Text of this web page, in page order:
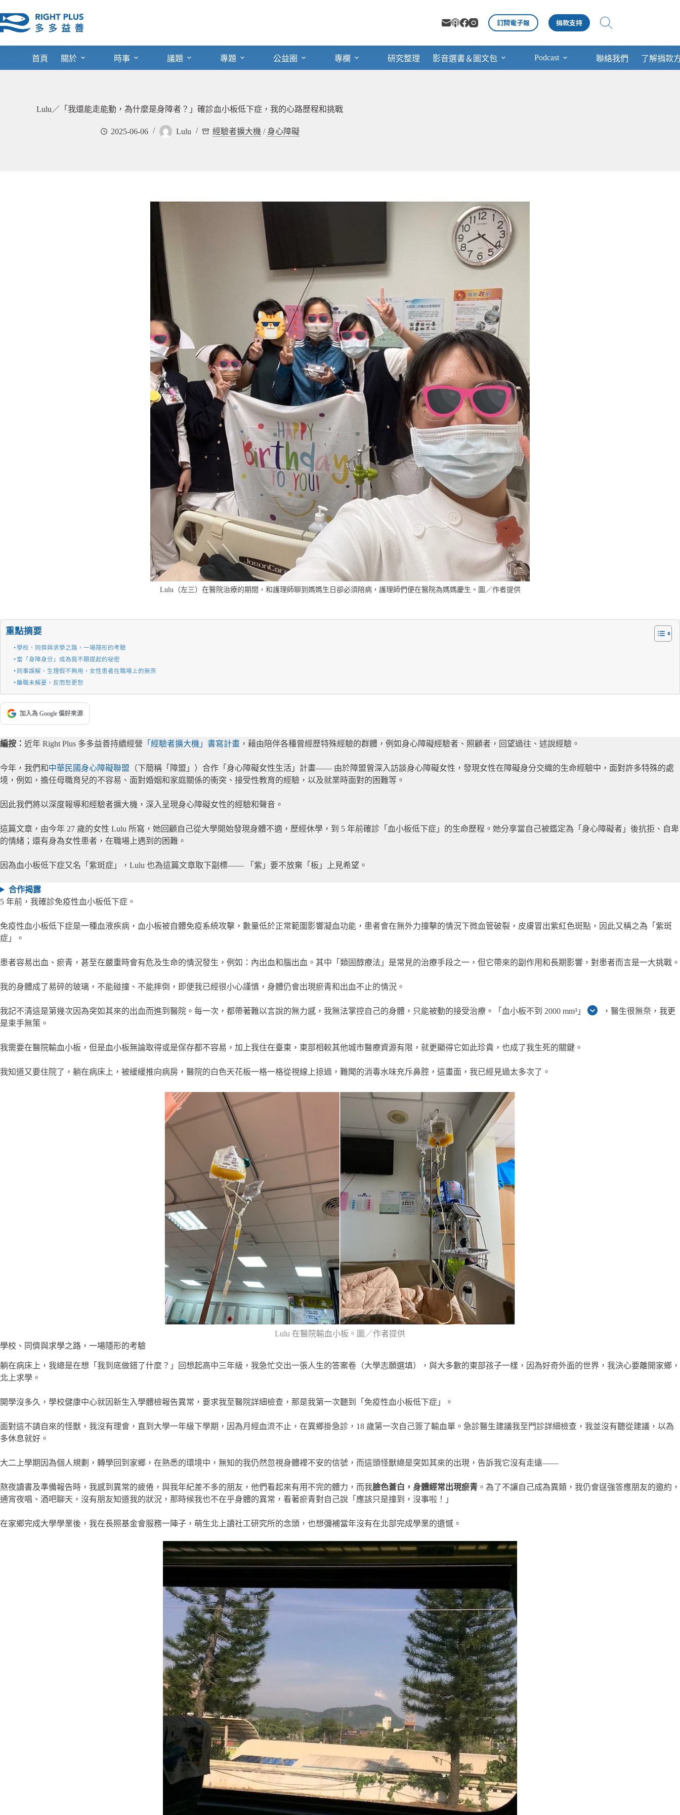
至
主
訂閱電子報 捐款支持
首頁 關於 時事 議題 專題 公益圈 專欄 研究整理 影音選書＆圖文包 Podcast 聯絡我們 了解捐款
Lulu／「我還能走能動，為什麼是身障者？」確診血小板低下症，我的心路歷程和挑戰
2025-06-06 Lulu 經驗者擴大機 / 身心障礙
Lulu（左三）在醫院治療的期間，和護理師聊到媽媽生日卻必須陪病，護理師們便在醫院為媽媽慶生。圖／作者提供
重點摘要
學校、同儕與求學之路，一場隱形的考驗
當「身障身分」成為我不願提起的祕密
同事誤解、生理假不夠用，女性患者在職場上的無奈
離職未解憂，反而愁更愁
加入為 Google 偏好來源
編按： 近年 Right Plus 多多益善持續經營 「經驗者擴大機」書寫計畫 ，藉由陪伴各種曾經歷特殊經驗的群體，例如身心障礙經驗者、照顧者，回望過往、述說經驗。
今年，我們和中華民國身心障礙聯盟 （下簡稱「障盟」）合作「身心障礙女性生活」計畫—— 由於障盟曾深入訪談身心障礙女性，發現女性在障礙身分交織的生命經驗中，面對許多特殊的處
境，例如，擔任母職育兒的不容易、面對婚姻和家庭關係的衝突、接受性教育的經驗，以及就業時面對的困難等。
因此我們將以深度報導和經驗者擴大機，深入呈現身心障礙女性的經驗和聲音。
這篇文章，由今年 27 歲的女性 Lulu 所寫，她回顧自己從大學開始發現身體不適，歷經休學，到 5 年前確診「血小板低下症」的生命歷程。她分享當自己被鑑定為「身心障礙者」後抗拒、自卑
的情緒；還有身為女性患者，在職場上遇到的困難。
因為血小板低下症又名「紫斑症」，Lulu 也為這篇文章取下副標—— 「紫」要不放棄「板」上見希望。
合作揭露
5 年前，我確診免疫性血小板低下症。
免疫性血小板低下症是一種血液疾病，血小板被自體免疫系統攻擊，數量低於正常範圍影響凝血功能，患者會在無外力撞擊的情況下微血管破裂，皮膚冒出紫紅色斑點，因此又稱之為「紫斑
症」。
患者容易出血、瘀青，甚至在嚴重時會有危及生命的情況發生，例如：內出血和腦出血。其中「類固醇療法」是常見的治療手段之一，但它帶來的副作用和長期影響，對患者而言是一大挑戰。
我的身體成了易碎的玻璃，不能碰撞、不能摔倒，即便我已經很小心謹慎，身體仍會出現瘀青和出血不止的情況。
我記不清這是第幾次因為突如其來的出血而進到醫院。每一次，都帶著難以言說的無力感，我無法掌控自己的身體，只能被動的接受治療。「血小板不到 2000 mm³」
，醫生很無奈，我更
是束手無策。
我需要在醫院輸血小板，但是血小板無論取得或是保存都不容易，加上我住在臺東，東部相較其他城市醫療資源有限，就更顯得它如此珍貴，也成了我生死的關鍵。
我知道又要住院了，躺在病床上，被緩緩推向病房，醫院的白色天花板一格一格從視線上掠過，難聞的消毒水味充斥鼻腔，這畫面，我已經見過太多次了。
Lulu 在醫院輸血小板。圖／作者提供
學校、同儕與求學之路，一場隱形的考驗
躺在病床上，我總是在想「我到底做錯了什麼？」回想起高中三年級，我急忙交出一張人生的答案卷（大學志願選填），與大多數的東部孩子一樣，因為好奇外面的世界，我決心要離開家鄉，
北上求學。
開學沒多久，學校健康中心就因新生入學體檢報告異常，要求我至醫院詳細檢查，那是我第一次聽到「免疫性血小板低下症」。
面對這不請自來的怪獸，我沒有理會，直到大學一年級下學期，因為月經血流不止，在異鄉掛急診，18 歲第一次自己簽了輸血單。急診醫生建議我至門診詳細檢查，我並沒有聽從建議，以為
多休息就好。
大二上學期因為個人規劃，轉學回到家鄉，在熟悉的環境中，無知的我仍然忽視身體裡不安的信號，而這頭怪獸總是突如其來的出現，告訴我它沒有走遠——
熬夜讀書及準備報告時，我感到異常的疲倦，與我年紀差不多的朋友，他們看起來有用不完的體力，而我臉色蒼白，身體經常出現瘀青 。為了不讓自己成為異類，我仍會逞強答應朋友的邀約，
通宵夜唱、酒吧聊天，沒有朋友知道我的狀況，那時候我也不在乎身體的異常，看著瘀青對自己說「應該只是撞到，沒事啦！」
在家鄉完成大學學業後，我在長照基金會服務一陣子，萌生北上讀社工研究所的念頭，也想彌補當年沒有在北部完成學業的遺憾。